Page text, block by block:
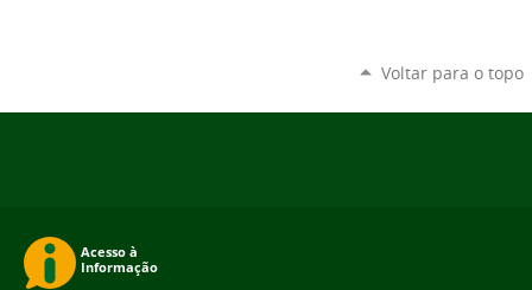
Voltar para o topo